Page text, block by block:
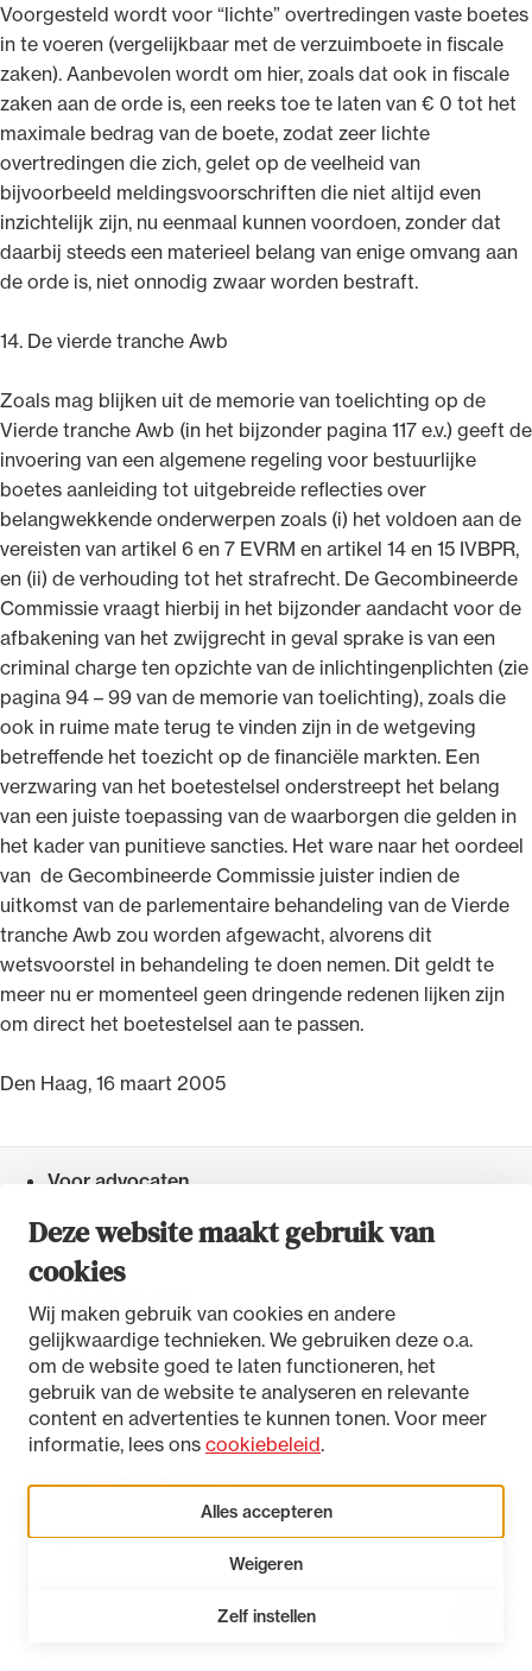
Deze website maakt gebruik van
cookies
Wij maken gebruik van cookies en andere
gelijkwaardige technieken. We gebruiken deze o.a.
om de website goed te laten functioneren, het
gebruik van de website te analyseren en relevante
content en advertenties te kunnen tonen. Voor meer
informatie, lees ons cookiebeleid.
Alles accepteren
Weigeren
Zelf instellen
Voorgesteld wordt voor “lichte” overtredingen vaste boetes
in te voeren (vergelijkbaar met de verzuimboete in fiscale
zaken). Aanbevolen wordt om hier, zoals dat ook in fiscale
zaken aan de orde is, een reeks toe te laten van € 0 tot het
maximale bedrag van de boete, zodat zeer lichte
overtredingen die zich, gelet op de veelheid van
bijvoorbeeld meldingsvoorschriften die niet altijd even
inzichtelijk zijn, nu eenmaal kunnen voordoen, zonder dat
daarbij steeds een materieel belang van enige omvang aan
de orde is, niet onnodig zwaar worden bestraft.
14. De vierde tranche Awb
Zoals mag blijken uit de memorie van toelichting op de
Vierde tranche Awb (in het bijzonder pagina 117 e.v.) geeft de
invoering van een algemene regeling voor bestuurlijke
boetes aanleiding tot uitgebreide reflecties over
belangwekkende onderwerpen zoals (i) het voldoen aan de
vereisten van artikel 6 en 7 EVRM en artikel 14 en 15 IVBPR,
en (ii) de verhouding tot het strafrecht. De Gecombineerde
Commissie vraagt hierbij in het bijzonder aandacht voor de
afbakening van het zwijgrecht in geval sprake is van een
criminal charge ten opzichte van de inlichtingenplichten (zie
pagina 94 – 99 van de memorie van toelichting), zoals die
ook in ruime mate terug te vinden zijn in de wetgeving
betreffende het toezicht op de financiële markten. Een
verzwaring van het boetestelsel onderstreept het belang
van een juiste toepassing van de waarborgen die gelden in
het kader van punitieve sancties. Het ware naar het oordeel
van de Gecombineerde Commissie juister indien de
uitkomst van de parlementaire behandeling van de Vierde
tranche Awb zou worden afgewacht, alvorens dit
wetsvoorstel in behandeling te doen nemen. Dit geldt te
meer nu er momenteel geen dringende redenen lijken zijn
om direct het boetestelsel aan te passen.
Den Haag, 16 maart 2005
Snel navigeren naar
Voor advocaten
Advocaat in opleiding
Over de advocatuur
Over de NOvA
Actueel bij de NOvA
Agenda